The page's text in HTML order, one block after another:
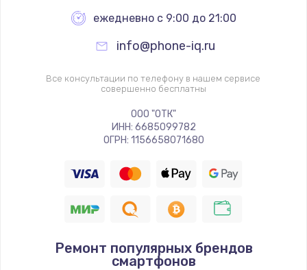
ежедневно с 9:00 до 21:00
info@phone-iq.ru
Все консультации по телефону в нашем сервисе
совершенно бесплатны
ООО "ОТК"
ИНН: 6685099782
ОГРН: 1156658071680
Ремонт популярных брендов
смартфонов